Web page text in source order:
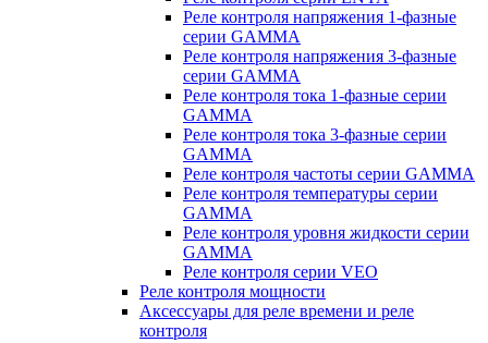
Реле контроля напряжения 1-фазные
серии GAMMA
Реле контроля напряжения 3-фазные
серии GAMMA
Реле контроля тока 1-фазные серии
GAMMA
Реле контроля тока 3-фазные серии
GAMMA
Реле контроля частоты серии GAMMA
Реле контроля температуры серии
GAMMA
Реле контроля уровня жидкости серии
GAMMA
Реле контроля серии VEO
Реле контроля мощности
Аксессуары для реле времени и реле
контроля